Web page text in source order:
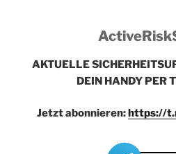
AKTUELLE
DEIN HANDY PER
Jetzt abonnieren:https://